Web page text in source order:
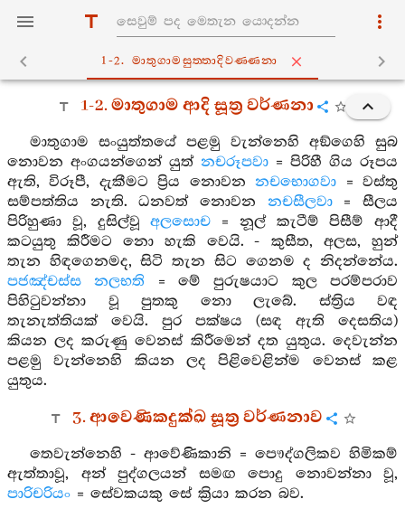
1-2. මාතුගාමසුත‍්තාදිවණ‍්ණනා
1-2. මාතුගාම ආදි සූත්‍ර වර්ණනා
මාතුගාම සංයුත්තයේ පළමු වැන්නෙහි අඞ්ගෙහි සුබ
නොවන අංගයන්ගෙන් යුත් නචරූපවා = පිරිහී ගිය රූපය
ඇති, විරූපී, දැකීමට ප්‍රිය නොවනනචභොගවා = වස්තු
සම්පත්තිය නැති. ධනවත් නොවන නචසීලවා= සීලය
පිරිහුණා වූ, දුසිල්වූඅලසොච = නූල් කැටීම් පිසීම් ආදී
කටයුතු කිරීමට නො හැකි වෙයි. - කුසීත, අලස, හුන්
තැන හිඳගෙනමද, සිටි තැන සිට ගෙනම ද නිදන්නේය.
පජඤ්චස්ස නලභති = මේ පුරුෂයාට කුල පරම්පරාව
පිහිටුවන්නා වූ පුතකු නො ලැබේ. ස්ත්‍රිය වඳ
තැනැත්තියක් වෙයි. පුර පක්ෂය (සඳ ඇති දෙසතිය)
කියන ලද කරුණු වෙනස් කිරීමෙන් දත යුතුය. දෙවැන්න
පළමු වැන්නෙහි කියන ලද පිළිවෙළින්ම වෙනස් කළ
යුතුය.
3. ආවෙණිකදුක්ඛ සූත්‍ර වර්ණනාව
තෙවැන්නෙහි - ආවේණිකානි = පෞද්ගලිකව හිමිකම්
ඇත්තාවූ, අන් පුද්ගලයන් සමඟ පොදු නොවන්නා වූ,
පාරිචරියං = සේවකයකු සේ ක්‍රියා කරන බව.